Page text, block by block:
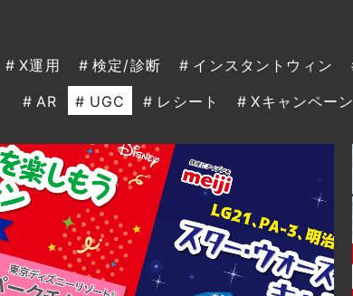
X運用 検定/診断 インスタントウィン
AR UGC レシート Xキャンペーン